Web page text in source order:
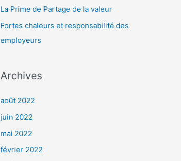
rLa Prime de Partage de la valeur
Fortes chaleurs et responsabilité des
employeurs
Archives
août 2022
juin 2022
mai 2022
février 2022